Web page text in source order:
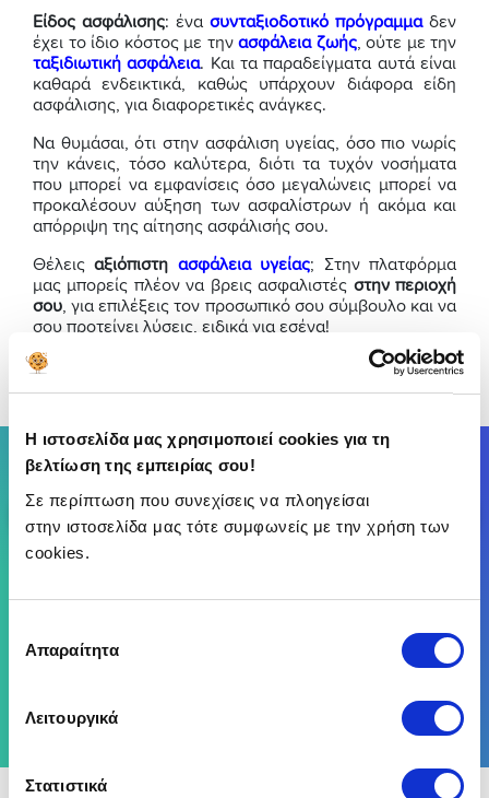
Η ιστοσελίδα μας χρησιμοποιεί cookies για τη
βελτίωση της εμπειρίας σου!
Σε περίπτωση που συνεχίσεις να πλοηγείσαι
στην ιστοσελίδα μας τότε συμφωνείς με την χρήση των
cookies.
συγκατάθεσης
Απαραίτητα
Λειτουργικά
Στατιστικά
Είδος ασφάλισης: ένα συνταξιοδοτικό πρόγραμμα δεν
έχει το ίδιο κόστος με την ασφάλεια ζωής, ούτε με την
ταξιδιωτική ασφάλεια. Και τα παραδείγματα αυτά είναι
καθαρά ενδεικτικά, καθώς υπάρχουν διάφορα είδη
ασφάλισης, για διαφορετικές ανάγκες.
Να θυμάσαι, ότι στην ασφάλιση υγείας, όσο πιο νωρίς
την κάνεις, τόσο καλύτερα, διότι τα τυχόν νοσήματα
που μπορεί να εμφανίσεις όσο μεγαλώνεις μπορεί να
προκαλέσουν αύξηση των ασφαλίστρων ή ακόμα και
απόρριψη της αίτησης ασφάλισής σου.
Θέλειςαξιόπιστη ασφάλεια υγείας; Στην πλατφόρμα
μας μπορείς πλέον να βρεις ασφαλιστές στην περιοχή
σου, για επιλέξεις τον προσωπικό σου σύμβουλο και να
σου προτείνει λύσεις, ειδικά για εσένα!
Σύγκρινε έως 25 Ασφαλιστικές Εταιρείες